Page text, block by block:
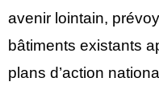
avenir lointain,
bâtiments existants
plans d’action